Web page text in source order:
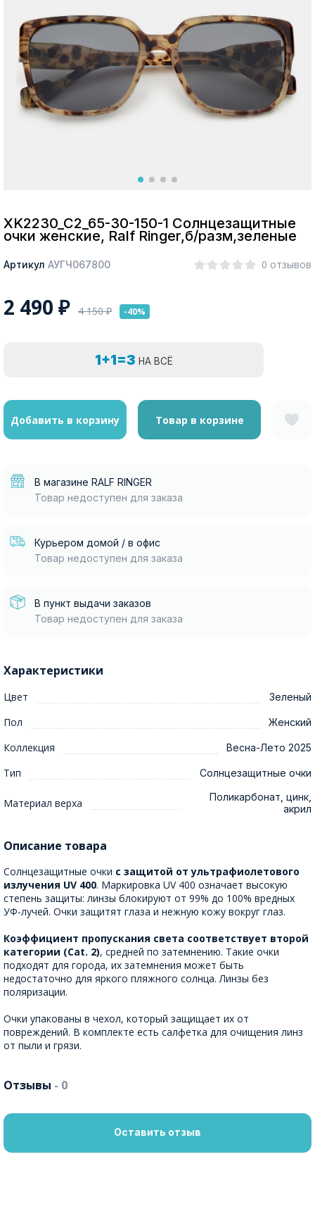
Москва
XK2230_C2_65-30-150-1 Солнцезащитные
очки женские, Ralf Ringer,б/разм,зеленые
Артикул АУГЧ067800 0 отзывов
2 490 ₽ 4 150₽ -40%
1+1=3 НА ВСЁ
Добавить в корзину Товар в корзине
В магазине RALF RINGER
Товар недоступен для заказа
Курьером домой / в офис
Товар недоступен для заказа
В пункт выдачи заказов
Товар недоступен для заказа
Характеристики
Цвет Зеленый
Пол Женский
Коллекция Весна-Лето 2025
Тип Солнцезащитные очки
Материал верха
Поликарбонат, цинк,
акрил
Описание товара
Солнцезащитные очки с защитой от ультрафиолетового
излучения UV 400. Маркировка UV 400 означает высокую
степень защиты: линзы блокируют от 99% до 100% вредных
УФ-лучей. Очки защитят глаза и нежную кожу вокруг глаз.
Коэффициент пропускания света соответствует второй
категории (Cat. 2), средней по затемнению. Такие очки
подходят для города, их затемнения может быть
недостаточно для яркого пляжного солнца. Линзы без
поляризации.
Очки упакованы в чехол, который защищает их от
повреждений. В комплекте есть салфетка для очищения линз
от пыли и грязи.
Отзывы - 0
Оставить отзыв